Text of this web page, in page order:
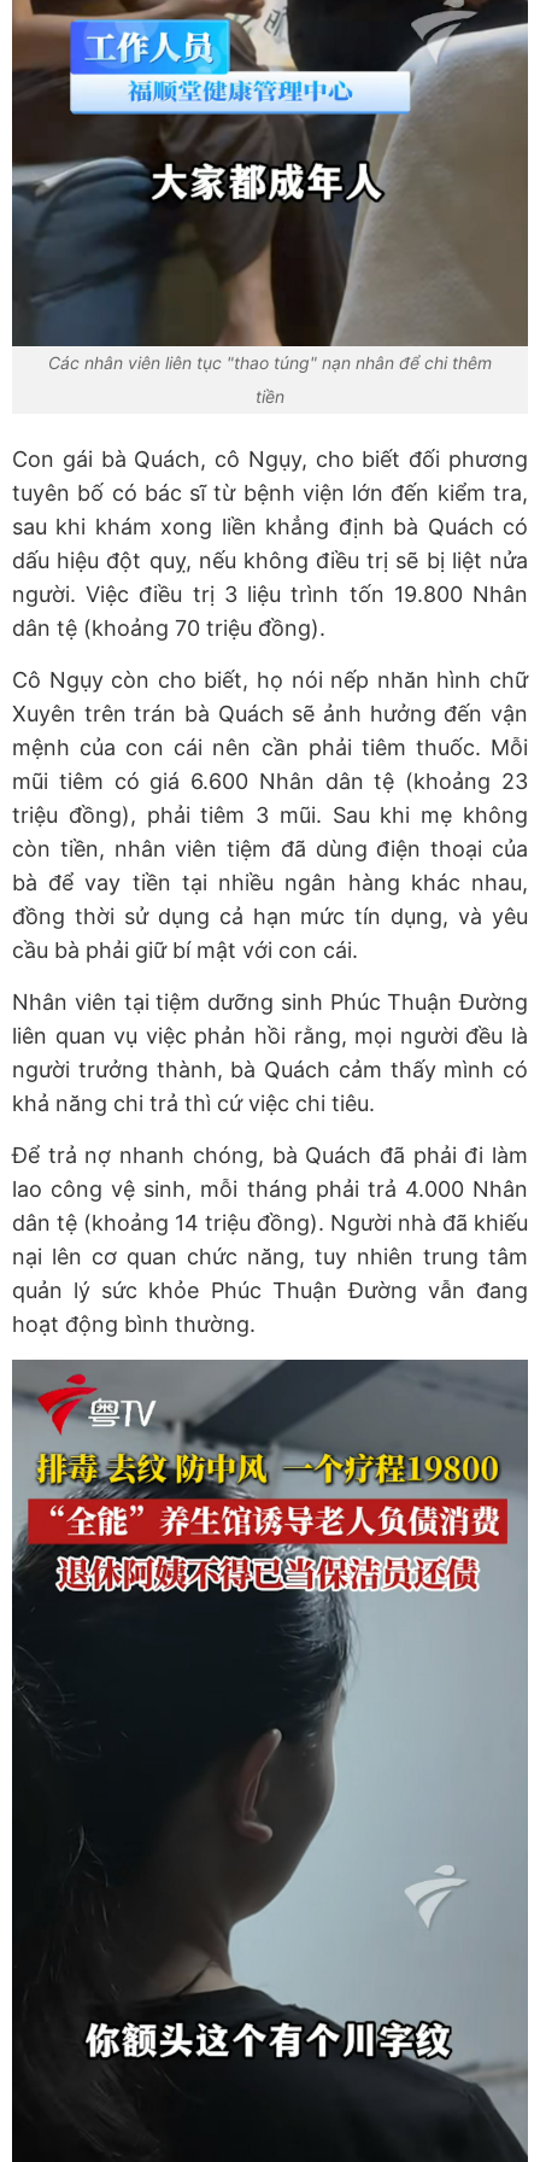
Các nhân viên liên tục "thao túng" nạn nhân để chi thêm
tiền
Con gái bà Quách, cô Ngụy, cho biết đối phương
tuyên bố có bác sĩ từ bệnh viện lớn đến kiểm tra,
sau khi khám xong liền khẳng định bà Quách có
dấu hiệu đột quỵ, nếu không điều trị sẽ bị liệt nửa
người. Việc điều trị 3 liệu trình tốn 19.800 Nhân
dân tệ (khoảng 70 triệu đồng).
Cô Ngụy còn cho biết, họ nói nếp nhăn hình chữ
Xuyên trên trán bà Quách sẽ ảnh hưởng đến vận
mệnh của con cái nên cần phải tiêm thuốc. Mỗi
mũi tiêm có giá 6.600 Nhân dân tệ (khoảng 23
triệu đồng), phải tiêm 3 mũi. Sau khi mẹ không
còn tiền, nhân viên tiệm đã dùng điện thoại của
bà để vay tiền tại nhiều ngân hàng khác nhau,
đồng thời sử dụng cả hạn mức tín dụng, và yêu
cầu bà phải giữ bí mật với con cái.
Nhân viên tại tiệm dưỡng sinh Phúc Thuận Đường
liên quan vụ việc phản hồi rằng, mọi người đều là
người trưởng thành, bà Quách cảm thấy mình có
khả năng chi trả thì cứ việc chi tiêu.
Để trả nợ nhanh chóng, bà Quách đã phải đi làm
lao công vệ sinh, mỗi tháng phải trả 4.000 Nhân
dân tệ (khoảng 14 triệu đồng). Người nhà đã khiếu
nại lên cơ quan chức năng, tuy nhiên trung tâm
quản lý sức khỏe Phúc Thuận Đường vẫn đang
hoạt động bình thường.